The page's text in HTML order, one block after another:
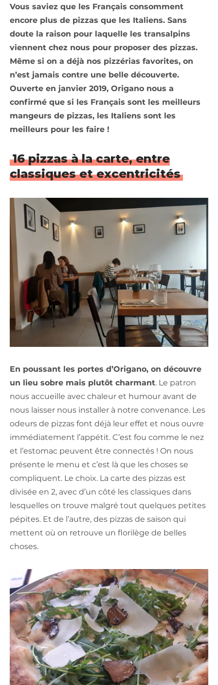
Vous saviez que les Français consomment
encore plus de pizzas que les Italiens. Sans
doute la raison pour laquelle les transalpins
viennent chez nous pour proposer des pizzas.
Même si on a déjà nos pizzérias favorites, on
n’est jamais contre une belle découverte.
Ouverte en janvier 2019, Origano nous a
confirmé que si les Français sont les meilleurs
mangeurs de pizzas, les Italiens sont les
meilleurs pour les faire !
16 pizzas à la carte, entre
classiques et excentricités
En poussant les portes d’Origano, on découvre
un lieu sobre mais plutôt charmant. Le patron
nous accueille avec chaleur et humour avant de
nous laisser nous installer à notre convenance. Les
odeurs de pizzas font déjà leur effet et nous ouvre
immédiatement l’appétit. C’est fou comme le nez
et l’estomac peuvent être connectés ! On nous
présente le menu et c’est là que les choses se
compliquent. Le choix. La carte des pizzas est
divisée en 2, avec d’un côté les classiques dans
lesquelles on trouve malgré tout quelques petites
pépites. Et de l’autre, des pizzas de saison qui
mettent où on retrouve un florilège de belles
choses.